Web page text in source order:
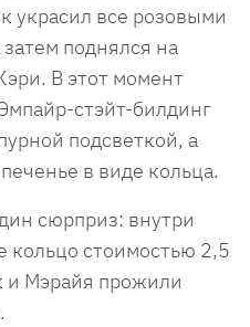
украсил все розовыми
поднялся на
В этот момент
стэйт-билдинг
подсветкой, а
в виде кольца.
сюрприз: внутри
кольцо стоимостью 2,5
и Мэрайя прожили